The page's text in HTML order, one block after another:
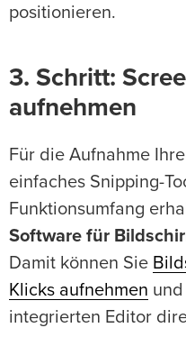
positionieren.
3. Schritt:
aufnehmen
Für die Aufnahme
einfaches Snipping-
Funktionsumfang
Software für
Damit können Sie
Klicks aufnehmen
integrierten Editor